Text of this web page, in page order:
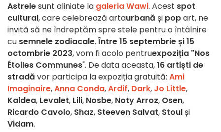
Astrelesunt aliniate la galeria Wawi. Acest spot
cultural, care celebrează artaurbană și popart, ne
invită să ne îndreptăm spre stele pentru o întâlnire
cu semnele zodiacale. Între 15 septembrie și 15
octombrie 2023, vom fi acolo pentruexpoziția "Nos
Étoiles Communes". De data aceasta,16 artiști de
stradă vor participa la expoziția gratuită: Ami
Imaginaire,Anna Conda,Ardif, Dark, Jo Little,
Kaldea, Levalet, Lili, Nosbe, Noty Arroz, Osen,
Ricardo Cavolo, Shaz, Steeven Salvat, Stoul și
Vidam.